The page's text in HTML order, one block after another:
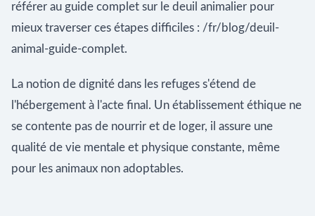
référer au guide complet sur le deuil animalier pour
mieux traverser ces étapes difficiles : /fr/blog/deuil-
animal-guide-complet.
La notion de dignité dans les refuges s'étend de
l'hébergement à l'acte final. Un établissement éthique ne
se contente pas de nourrir et de loger, il assure une
qualité de vie mentale et physique constante, même
pour les animaux non adoptables.